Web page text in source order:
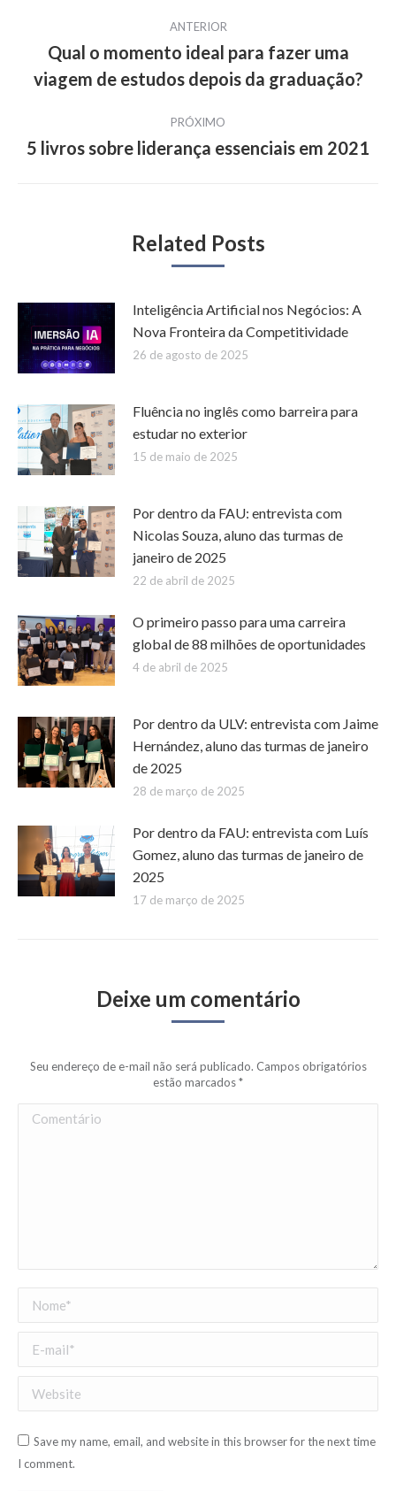
de
post:
ANTERIOR
anterior:
Qual o momento ideal para fazer uma
viagem de estudos depois da graduação?
PRÓXIMO
Próximo
5 livros sobre liderança essenciais em 2021
Related Posts
Inteligência Artificial nos Negócios: A
Nova Fronteira da Competitividade
26 de agosto de 2025
Fluência no inglês como barreira para
estudar no exterior
15 de maio de 2025
Por dentro da FAU: entrevista com
Nicolas Souza, aluno das turmas de
janeiro de 2025
22 de abril de 2025
O primeiro passo para uma carreira
global de 88 milhões de oportunidades
4 de abril de 2025
Por dentro da ULV: entrevista com Jaime
Hernández, aluno das turmas de janeiro
de 2025
28 de março de 2025
Por dentro da FAU: entrevista com Luís
Gomez, aluno das turmas de janeiro de
2025
17 de março de 2025
Deixe um comentário
Seu endereço de e-mail não será publicado. Campos obrigatórios
estão marcados*
Comentário
Nome *
E-mail *
Website
Save my name, email, and website in this browser for the next time
I comment.